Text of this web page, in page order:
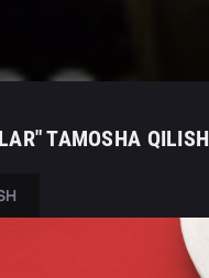
TAMOSHA QILISH